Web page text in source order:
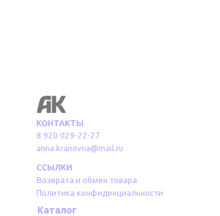
КОНТАКТЫ
8 920 029-22-27
anna.kranovna@mail.ru
ССЫЛКИ
Возврата и обмен товара
Политика конфиденциальности
Каталог